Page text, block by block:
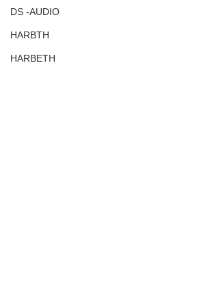
DS -AUDIO
HARBTH
HARBETH